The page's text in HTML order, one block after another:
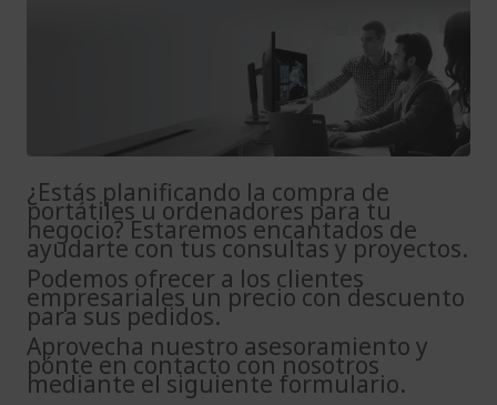
¿Estás planificando la compra de
portátiles u ordenadores para tu
negocio? Estaremos encantados de
ayudarte con tus consultas y proyectos.
Podemos ofrecer a los clientes
empresariales un precio con descuento
para sus pedidos.
Aprovecha nuestro asesoramiento y
pónte en contacto con nosotros
mediante el siguiente formulario.